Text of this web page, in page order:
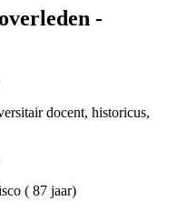
-
docent, historicus,
( 87 jaar)